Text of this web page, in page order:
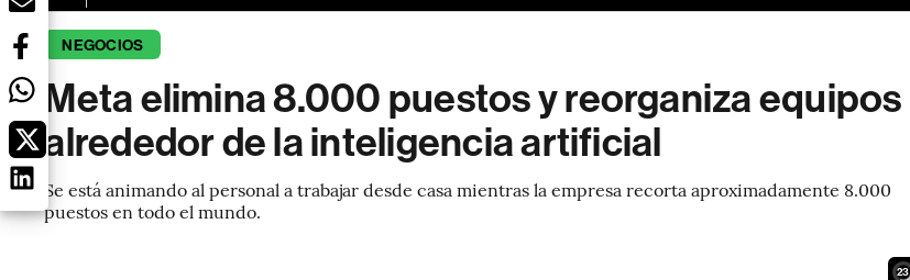
NEGOCIOS
Meta elimina 8.000 puestos y reorganiza equipos
alrededor de la inteligencia artificial
Se está animando al personal a trabajar desde casa mientras la empresa recorta aproximadamente 8.000
puestos en todo el mundo.
21